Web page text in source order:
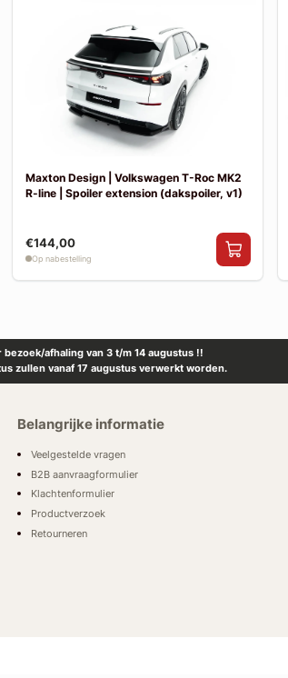
Maxton Design | Volkswagen T-Roc MK2
R-line | Spoiler extension (dakspoiler, v1)
€144,00
Op nabestelling
afhaling van 3 t/m 14 augustus !!
zullen vanaf 17 augustus verwerkt worden.
Belangrijke informatie
Veelgestelde vragen
B2B aanvraagformulier
Klachtenformulier
Productverzoek
Retourneren